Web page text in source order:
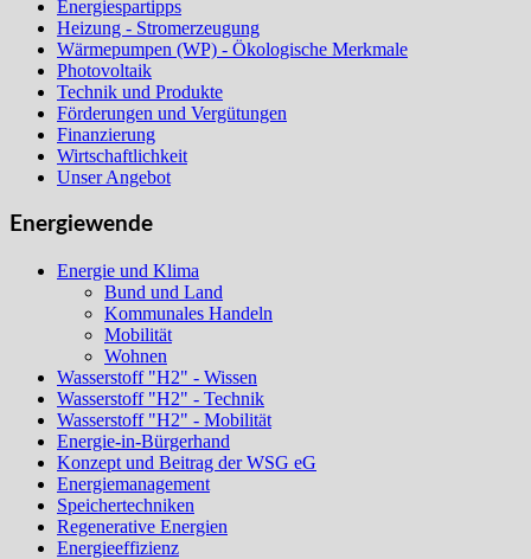
Energiespartipps
Heizung - Stromerzeugung
Wärmepumpen (WP) - Ökologische Merkmale
Photovoltaik
Technik und Produkte
Förderungen und Vergütungen
Finanzierung
Wirtschaftlichkeit
Unser Angebot
Energiewende
Energie und Klima
Bund und Land
Kommunales Handeln
Mobilität
Wohnen
Wasserstoff "H2" - Wissen
Wasserstoff "H2" - Technik
Wasserstoff "H2" - Mobilität
Energie-in-Bürgerhand
Konzept und Beitrag der WSG eG
Energiemanagement
Speichertechniken
Regenerative Energien
Energieeffizienz